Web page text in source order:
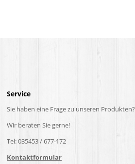
Service
Sie haben eine Frage zu unseren Produkten?
Wir beraten Sie gerne!
Tel: 035453 / 677-172
Kontaktformular